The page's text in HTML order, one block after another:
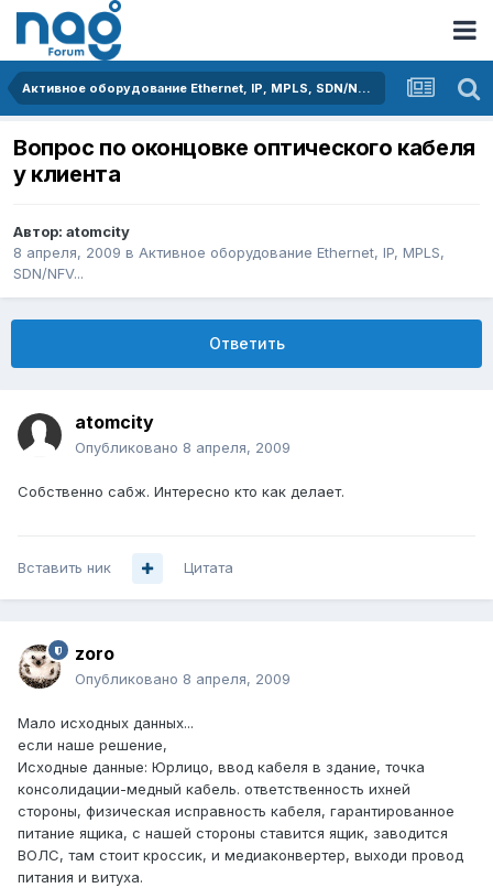
Активное оборудование Ethernet, IP, MPLS, SDN/NFV...
Вопрос по оконцовке оптического кабеля
у клиента
Автор: atomcity
8 апреля, 2009 в Активное оборудование Ethernet, IP, MPLS,
SDN/NFV...
Ответить
atomcity
Опубликовано 8 апреля, 2009
Собственно сабж. Интересно кто как делает.
Вставить ник Цитата
zoro
Опубликовано 8 апреля, 2009
Мало исходных данных...
если наше решение,
Исходные данные: Юрлицо, ввод кабеля в здание, точка
консолидации-медный кабель. ответственность ихней
стороны, физическая исправность кабеля, гарантированное
питание ящика, с нашей стороны ставится ящик, заводится
ВОЛС, там стоит кроссик, и медиаконвертер, выходи провод
питания и витуха.